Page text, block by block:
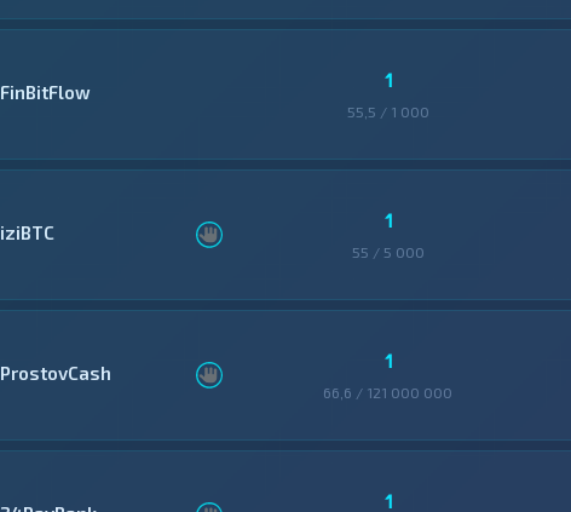
FinBitFlow 1
55,5 / 1 000
iziBTC 1
55 / 5 000
ProstovCash 1
66,6 / 121 000 000
1